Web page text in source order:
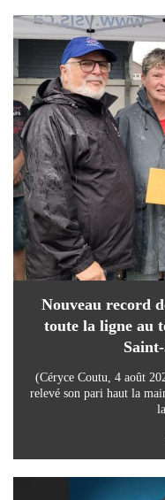
Nouveau record
toute la ligne au
(Céryce Coutu, 4 août
relevé son pari haut la